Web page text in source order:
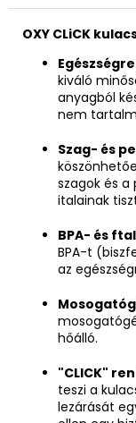
OXY CLiCK
kiváló
anyagból
nem
Szag- és
szagok és a
italainak
BPA- és
BPA-t
az
hőálló.
"CLICK"
teszi a
lezárását